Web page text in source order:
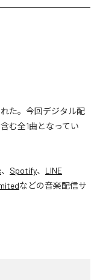
た。今回デジタル配
む全1曲となってい
、 Spotify、 LINE
などの音楽配信サ